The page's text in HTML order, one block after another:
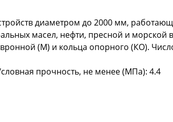
диаметром до 2000 мм,
масел, нефти, пресной и морской
(М) и кольца опорного (КО).
прочность, не менее (МПа): 4.4